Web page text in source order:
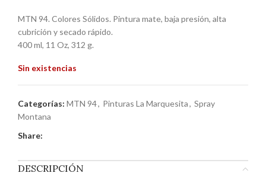
MTN 94. Colores Sólidos. Pintura mate, baja presión, alta
cubrición y secado rápido.
400 ml, 11 Oz, 312 g.
Sin existencias
Categorías: MTN 94, Pinturas La Marquesita, Spray
Montana
Share:
DESCRIPCIÓN